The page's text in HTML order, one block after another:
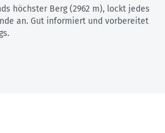
höchster Berg (2962 m), lockt jedes
an. Gut informiert und vorbereitet